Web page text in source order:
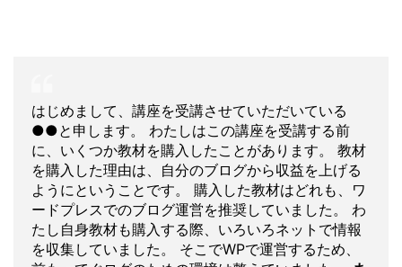
はじめまして、講座を受講させていただいている
●●と申します。 わたしはこの講座を受講する前
に、いくつか教材を購入したことがあります。 教材
を購入した理由は、自分のブログから収益を上げる
ようにということです。 購入した教材はどれも、ワ
ードプレスでのブログ運営を推奨していました。 わ
たし自身教材も購入する際、いろいろネットで情報
を収集していました。 そこでWPで運営するため、